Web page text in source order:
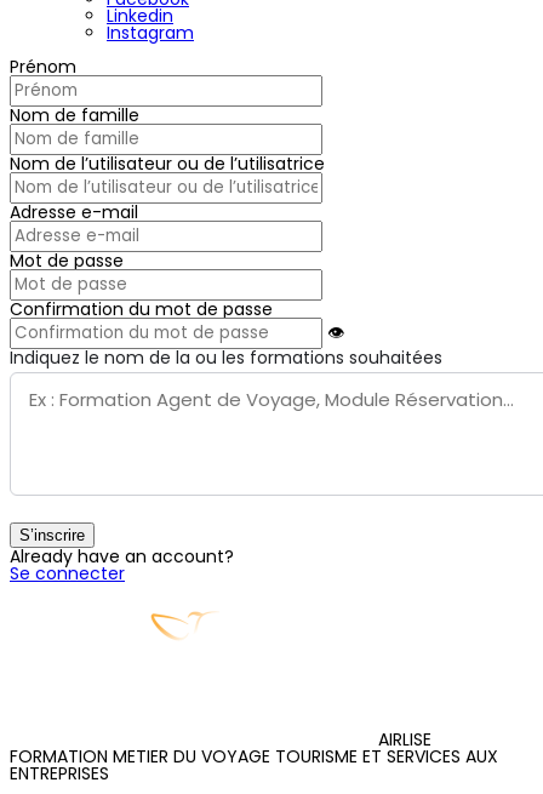
Linkedin
Instagram
Prénom
Nom de famille
Nom de l’utilisateur ou de l’utilisatrice
Adresse e-mail
Mot de passe
Confirmation du mot de passe
👁
Indiquez le nom de la ou les formations souhaitées
S’inscrire
Already have an account?
Se connecter
AIRLISE
FORMATION METIER DU VOYAGE TOURISME ET SERVICES AUX
ENTREPRISES